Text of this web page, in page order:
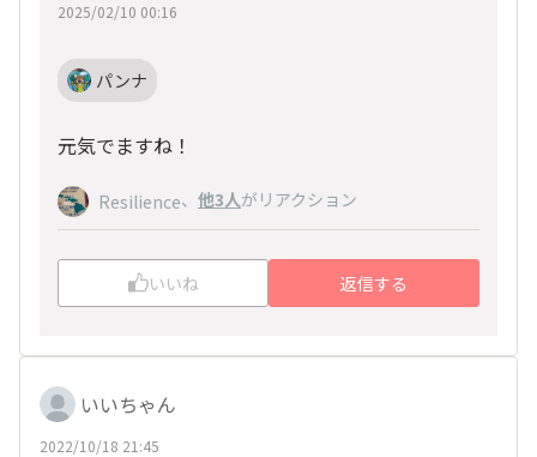
2025/02/10 00:16
パンナ
元気でますね！
Resilience、 他3人がリアクション
いいね 返信する
いいちゃん
2022/10/18 21:45